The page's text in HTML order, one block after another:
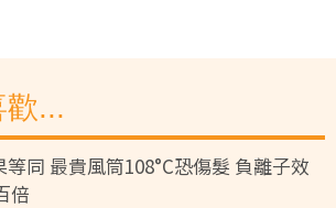
...
同 最貴風筒108°C恐傷髮 負離子效
倍